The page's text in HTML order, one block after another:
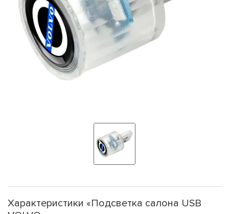
Характеристики «Подсветка салона USB